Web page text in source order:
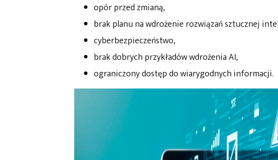
opór przed zmianą,
brak planu na wdrożenie rozwiązań sztucznej
cyberbezpieczeństwo,
brak dobrych przykładów wdrożenia AI,
ograniczony dostęp do wiarygodnych informacji.